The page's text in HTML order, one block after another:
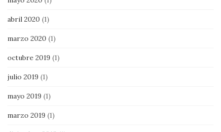
abril 2020 (1)
marzo 2020 (1)
octubre 2019 (1)
julio 2019 (1)
mayo 2019 (1)
marzo 2019 (1)